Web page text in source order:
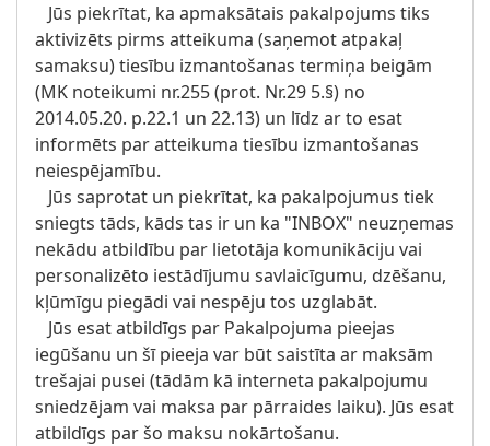
Jūs piekrītat, ka apmaksātais pakalpojums tiks
aktivizēts pirms atteikuma (saņemot atpakaļ
samaksu) tiesību izmantošanas termiņa beigām
(MK noteikumi nr.255 (prot. Nr.29 5.§) no
2014.05.20. p.22.1 un 22.13) un līdz ar to esat
informēts par atteikuma tiesību izmantošanas
neiespējamību.
Jūs saprotat un piekrītat, ka pakalpojumus tiek
sniegts tāds, kāds tas ir un ka "INBOX" neuzņemas
nekādu atbildību par lietotāja komunikāciju vai
personalizēto iestādījumu savlaicīgumu, dzēšanu,
kļūmīgu piegādi vai nespēju tos uzglabāt.
Jūs esat atbildīgs par Pakalpojuma pieejas
iegūšanu un šī pieeja var būt saistīta ar maksām
trešajai pusei (tādām kā interneta pakalpojumu
sniedzējam vai maksa par pārraides laiku). Jūs esat
atbildīgs par šo maksu nokārtošanu.